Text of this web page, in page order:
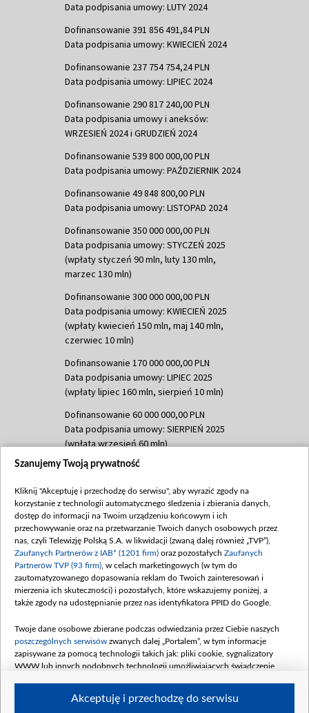
Data podpisania umowy: LUTY 2024
Dofinansowanie 391 856 491,84 PLN
Data podpisania umowy: KWIECIEŃ 2024
Dofinansowanie 237 754 754,24 PLN
Data podpisania umowy: LIPIEC 2024
Dofinansowanie 290 817 240,00 PLN
Data podpisania umowy i aneksów:
WRZESIEŃ 2024 i GRUDZIEŃ 2024
Dofinansowanie 539 800 000,00 PLN
Data podpisania umowy: PAŹDZIERNIK 2024
Dofinansowanie 49 848 800,00 PLN
Data podpisania umowy: LISTOPAD 2024
Dofinansowanie 350 000 000,00 PLN
Data podpisania umowy: STYCZEŃ 2025
(wpłaty styczeń 90 mln, luty 130 mln,
marzec 130 mln)
Dofinansowanie 300 000 000,00 PLN
Data podpisania umowy: KWIECIEŃ 2025
(wpłaty kwiecień 150 mln, maj 140 mln,
czerwiec 10 mln)
Dofinansowanie 170 000 000,00 PLN
Data podpisania umowy: LIPIEC 2025
(wpłaty lipiec 160 mln, sierpień 10 mln)
Dofinansowanie 60 000 000,00 PLN
Data podpisania umowy: SIERPIEŃ 2025
(wpłata wrzesień 60 mln)
Dofinansowanie 635 783 051,21 PLN
(wpłata wrzesień 100 mln, październik 350
mln, listopad 265 mln)
Dofinansowanie 48 862 000,00 PLN
Data podpisania umowy: GRUDZIEŃ 2025
(wpłata grudzień 60,548 mln)
Dofinansowanie 900 000 000,00 PLN
Data podpisania umowy: LUTY 2026 (wpłata
kwiecień 180 mln, 7 maja 180 mln, 8
czerwca 90 mln)
Dofinansowanie 250 000 000,00 PLN
4 sierpnia 250 mln
Szanujemy Twoją prywatność
Kliknij "Akceptuję i przechodzę do serwisu", aby wyrazić zgody na
korzystanie z technologii automatycznego śledzenia i zbierania danych,
dostęp do informacji na Twoim urządzeniu końcowym i ich
przechowywanie oraz na przetwarzanie Twoich danych osobowych przez
nas, czyli Telewizję Polską S.A. w likwidacji (zwaną dalej również „TVP”),
Zaufanych Partnerów z IAB* (1201 firm) oraz pozostałych Zaufanych
Partnerów TVP (93 firm) , w celach marketingowych (w tym do
zautomatyzowanego dopasowania reklam do Twoich zainteresowań i
mierzenia ich skuteczności) i pozostałych, które wskazujemy poniżej, a
także zgody na udostępnianie przez nas identyfikatora PPID do Google.
Twoje dane osobowe zbierane podczas odwiedzania przez Ciebie naszych
poszczególnych serwisów zwanych dalej „Portalem”, w tym informacje
zapisywane za pomocą technologii takich jak: pliki cookie, sygnalizatory
WWW lub innych podobnych technologii umożliwiających świadczenie
Akceptuję i przechodzę do serwisu